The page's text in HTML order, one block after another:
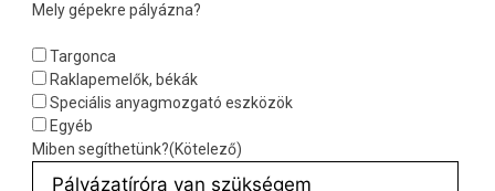
Mely gépekre pályázna?
Targonca
Raklapemelők, békák
Speciális anyagmozgató eszközök
Egyéb
Miben segíthetünk?(Kötelező)